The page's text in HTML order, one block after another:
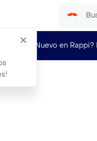
¿Nuevo en Rappi?